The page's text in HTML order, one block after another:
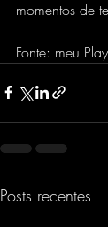
momentos de
Fonte: meu
Posts recentes